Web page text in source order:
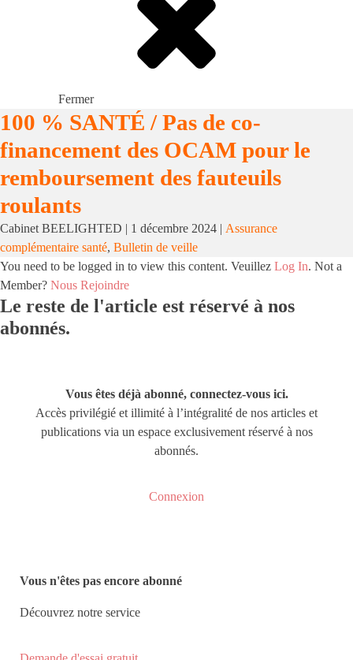
Fermer
100 % SANTÉ / Pas de co-
financement des OCAM pour le
remboursement des fauteuils
roulants
Cabinet BEELIGHTED | 1 décembre 2024 | Assurance
complémentaire santé, Bulletin de veille
You need to be logged in to view this content. Veuillez Log In. Not a
Member? Nous Rejoindre
Le reste de l'article est réservé à nos
abonnés.
Vous êtes déjà abonné, connectez-vous ici.
Accès privilégié et illimité à l’intégralité de nos articles et
publications via un espace exclusivement réservé à nos
abonnés.
Connexion
Vous n'êtes pas encore abonné
Découvrez notre service